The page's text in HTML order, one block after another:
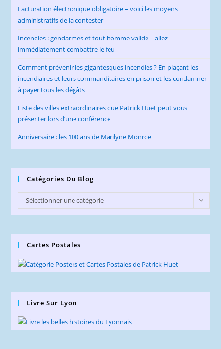
Facturation électronique obligatoire – voici les moyens
administratifs de la contester
Incendies : gendarmes et tout homme valide – allez
immédiatement combattre le feu
Comment prévenir les gigantesques incendies ? En plaçant les
incendiaires et leurs commanditaires en prison et les condamner
à payer tous les dégâts
Liste des villes extraordinaires que Patrick Huet peut vous
présenter lors d’une conférence
Anniversaire : les 100 ans de Marilyne Monroe
Catégories Du Blog
Catégories
du
Sélectionner une catégorie
Cartes Postales
Livre Sur Lyon